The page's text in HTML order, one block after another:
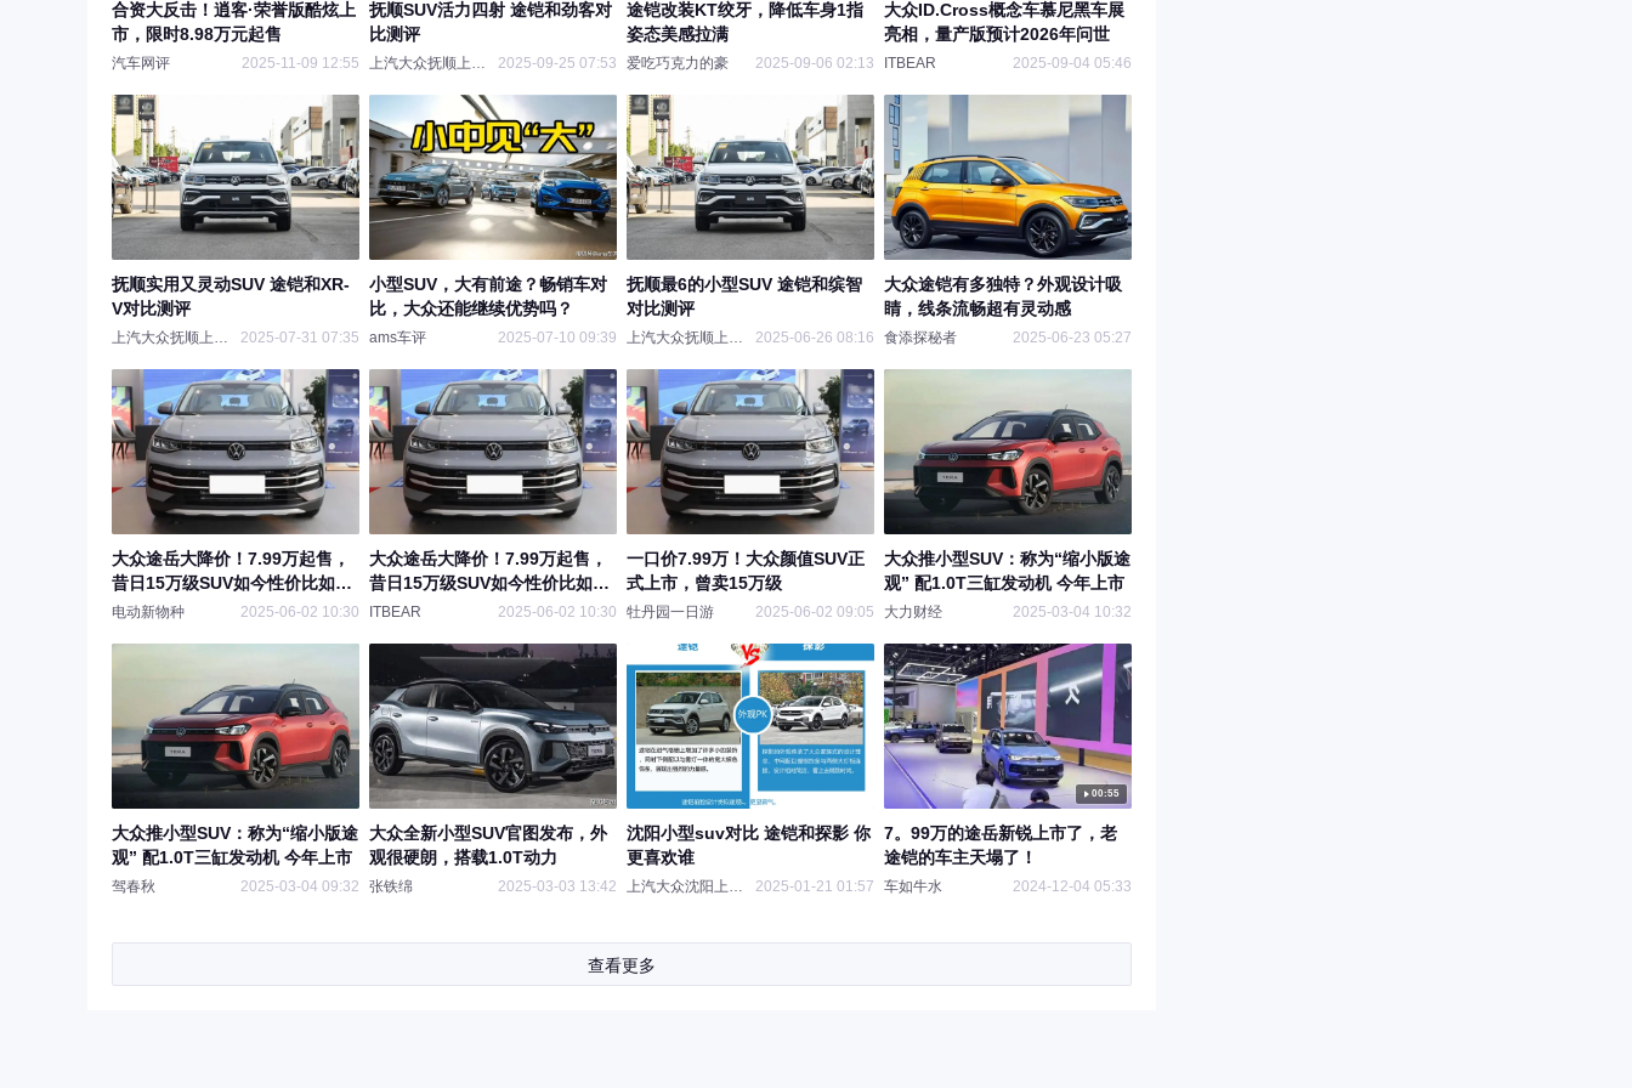
合资大反击！逍客·荣誉版酷炫上
市，限时8.98万元起售
汽车网评 2025-11-09 12:55
抚顺SUV活力四射 途铠和劲客对
比测评
上汽大众抚顺上辽4S店 2025-09-25 07:53
途铠改装KT绞牙，降低车身1指
姿态美感拉满
爱吃巧克力的豪 2025-09-06 02:13
大众ID.Cross概念车慕尼黑车展
亮相，量产版预计2026年问世
ITBEAR 2025-09-04 05:46
抚顺实用又灵动SUV 途铠和XR-
V对比测评
上汽大众抚顺上辽4S店 2025-07-31 07:35
小型SUV，大有前途？畅销车对
比，大众还能继续优势吗？
ams车评 2025-07-10 09:39
抚顺最6的小型SUV 途铠和缤智
对比测评
上汽大众抚顺上辽4S店 2025-06-26 08:16
大众途铠有多独特？外观设计吸
睛，线条流畅超有灵动感
食添探秘者 2025-06-23 05:27
大众途岳大降价！7.99万起售，
昔日15万级SUV如今性价比如
何？
电动新物种 2025-06-02 10:30
大众途岳大降价！7.99万起售，
昔日15万级SUV如今性价比如
何？
ITBEAR 2025-06-02 10:30
一口价7.99万！大众颜值SUV正
式上市，曾卖15万级
牡丹园一日游 2025-06-02 09:05
大众推小型SUV：称为“缩小版途
观” 配1.0T三缸发动机 今年上市
大力财经 2025-03-04 10:32
大众推小型SUV：称为“缩小版途
观” 配1.0T三缸发动机 今年上市
驾春秋 2025-03-04 09:32
大众全新小型SUV官图发布，外
观很硬朗，搭载1.0T动力
张铁绵 2025-03-03 13:42
沈阳小型suv对比 途铠和探影 你
更喜欢谁
上汽大众沈阳上辽4s店 2025-01-21 01:57
00:55
7。99万的途岳新锐上市了，老
途铠的车主天塌了！
车如牛水 2024-12-04 05:33
查看更多